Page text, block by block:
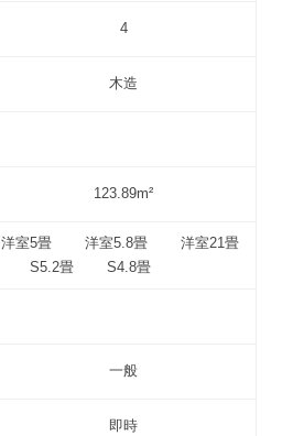
4
木造
123.89m²
洋室5畳 洋室5.8畳 洋室21畳
S5.2畳 S4.8畳
一般
即時